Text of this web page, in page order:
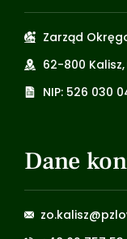
Zarząd
62-800
NIP: 526 030
Dane